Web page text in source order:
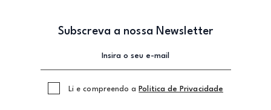
Subscreva a nossa Newsletter
Li e compreendo a Politica de Privacidade